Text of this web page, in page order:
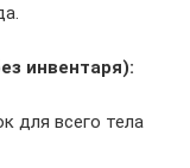
инвентаря):
для всего тела